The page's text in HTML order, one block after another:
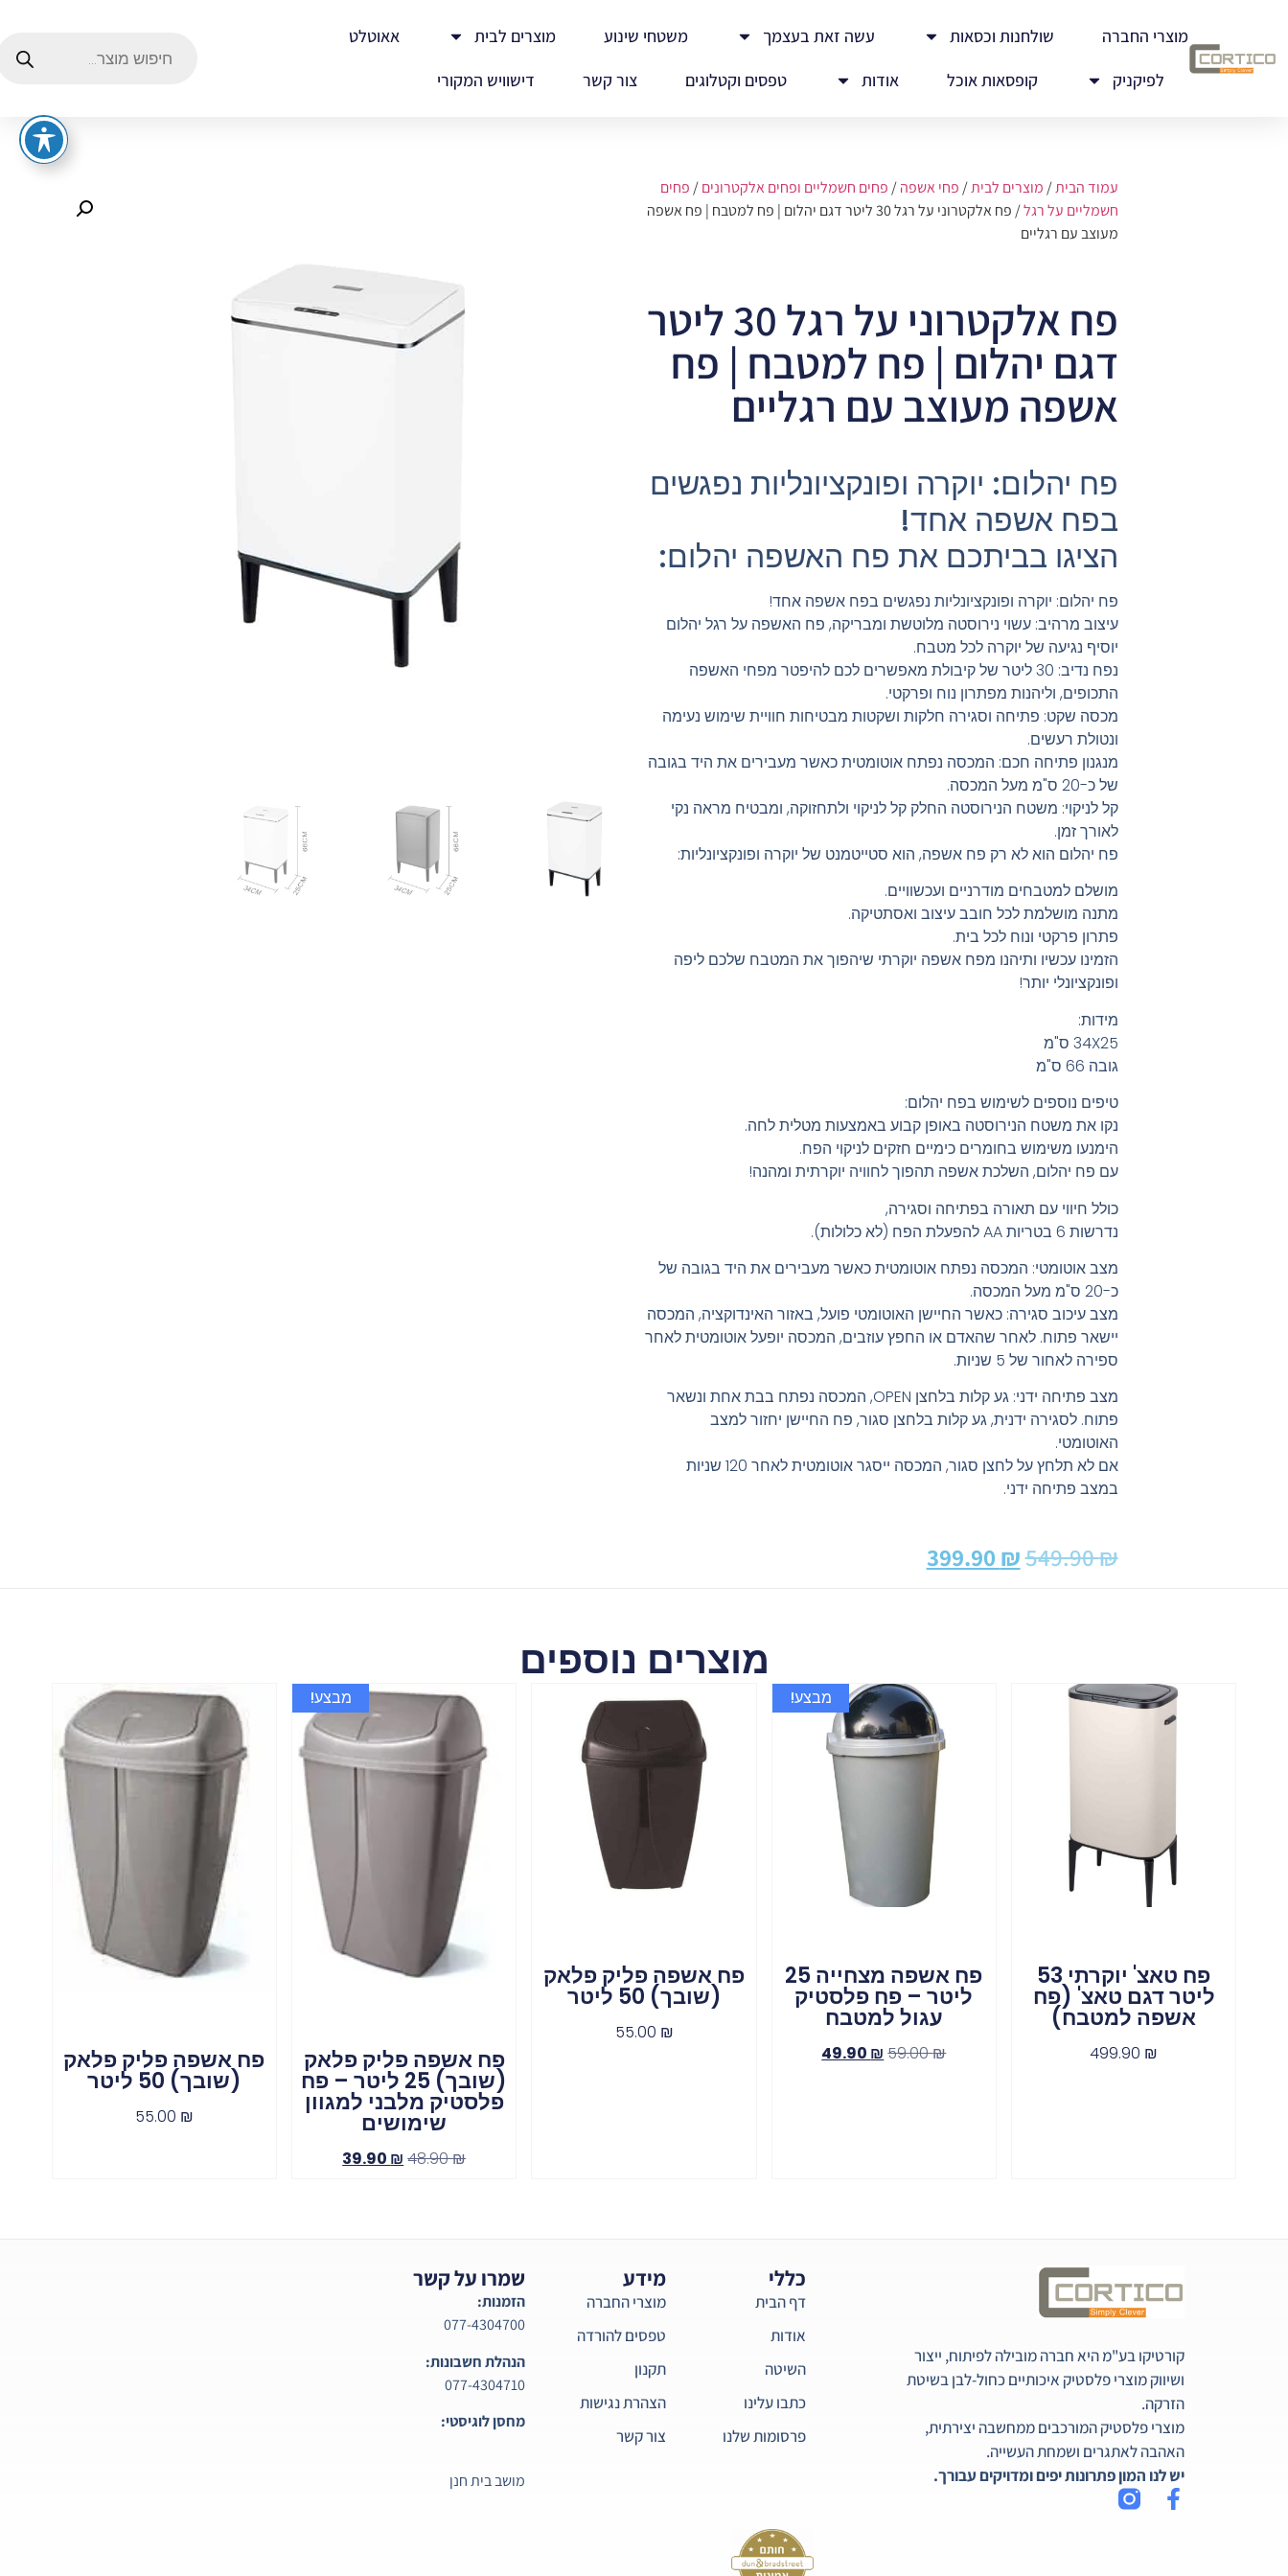
מוצרי החברה שולחנות וכסאות עשה זאת בעצמך משטחי שינוע מוצרים לבית
אאוטלט
לפיקניק
קופסאות אוכל אודות טפסים וקטלוגים צור קשר דישוויש המקורי
עמוד הבית/ מוצרים לבית/ פחי אשפה/ פחים חשמליים ופחים אלקטרונים/ פחים
חשמליים על רגל
/ פח אלקטרוני על רגל 30 ליטר דגם יהלום | פח למטבח | פח אשפה
מעוצב עם רגליים
פח אלקטרוני על רגל 30 ליטר
דגם יהלום | פח למטבח | פח
אשפה מעוצב עם רגליים
פח יהלום: יוקרה ופונקציונליות נפגשים
בפח אשפה אחד!
הציגו בביתכם את פח האשפה יהלום:
פח יהלום: יוקרה ופונקציונליות נפגשים בפח אשפה אחד!
עיצוב מרהיב: עשוי נירוסטה מלוטשת ומבריקה, פח האשפה על רגל יהלום
יוסיף נגיעה של יוקרה לכל מטבח.
נפח נדיב: 30 ליטר של קיבולת מאפשרים לכם להיפטר מפחי האשפה
התכופים, וליהנות מפתרון נוח ופרקטי.
מכסה שקט: פתיחה וסגירה חלקות ושקטות מבטיחות חוויית שימוש נעימה
ונטולת רעשים.
מנגנון פתיחה חכם: המכסה נפתח אוטומטית כאשר מעבירים את היד בגובה
של כ-20 ס"מ מעל המכסה.
קל לניקוי: משטח הנירוסטה החלק קל לניקוי ולתחזוקה, ומבטיח מראה נקי
לאורך זמן.
פח יהלום הוא לא רק פח אשפה, הוא סטייטמנט של יוקרה ופונקציונליות:
מושלם למטבחים מודרניים ועכשוויים.
מתנה מושלמת לכל חובב עיצוב ואסתטיקה.
פתרון פרקטי ונוח לכל בית.
הזמינו עכשיו ותיהנו מפח אשפה יוקרתי שיהפוך את המטבח שלכם ליפה
ופונקציונלי יותר!
מידות:
34X25 ס"מ
גובה 66 ס"מ
טיפים נוספים לשימוש בפח יהלום:
נקו את משטח הנירוסטה באופן קבוע באמצעות מטלית לחה.
הימנעו משימוש בחומרים כימיים חזקים לניקוי הפח.
עם פח יהלום, השלכת אשפה תהפוך לחוויה יוקרתית ומהנה!
כולל חיווי עם תאורה בפתיחה וסגירה,
נדרשות 6 בטריות AA להפעלת הפח (לא כלולות).
מצב אוטומטי: המכסה נפתח אוטומטית כאשר מעבירים את היד בגובה של
כ-20 ס"מ מעל המכסה.
מצב עיכוב סגירה: כאשר החיישן האוטומטי פועל, באזור האינדוקציה, המכסה
יישאר פתוח. לאחר שהאדם או החפץ עוזבים, המכסה יופעל אוטומטית לאחר
ספירה לאחור של 5 שניות.
מצב פתיחה ידני: גע קלות בלחצן OPEN, המכסה נפתח בבת אחת ונשאר
פתוח. לסגירה ידנית, גע קלות בלחצן סגור, פח החיישן יחזור למצב
האוטומטי.
אם לא תלחץ על לחצן סגור, המכסה ייסגר אוטומטית לאחר 120 שניות
במצב פתיחה ידני.
549.90₪
399.90 ₪
מוצרים נוספים
פח טאצ' יוקרתי 53
ליטר דגם טאצ' (פח
אשפה למטבח)
499.90 ₪
מבצע!
פח אשפה מצחייה 25
ליטר – פח פלסטיק
עגול למטבח
59.00₪
49.90 ₪
פח אשפה פליק פלאק
(שובך) 50 ליטר
55.00 ₪
מבצע!
פח אשפה פליק פלאק
(שובך) 25 ליטר – פח
פלסטיק מלבני למגוון
שימושים
48.90₪
39.90 ₪
פח אשפה פליק פלאק
(שובך) 50 ליטר
55.00 ₪
קורטיקו בע"מ היא חברה מובילה לפיתוח, ייצור
ושיווק מוצרי פלסטיק איכותיים כחול-לבן בשיטת
הזרקה.
מוצרי פלסטיק המורכבים ממחשבה יצירתית,
האהבה לאתגרים ושמחת העשייה.
יש לנו המון פתרונות יפים ומדויקים עבורך.
כללי
דף הבית
אודות
השיטה
כתבו עלינו
פרסומות שלנו
מידע
מוצרי החברה
טפסים להורדה
תקנון
הצהרת נגישות
צור קשר
שמרו על קשר
הזמנות:
077-4304700
הנהלת חשבונות:
077-4304710
מחסן לוגיסטי:
מושב בית חנן